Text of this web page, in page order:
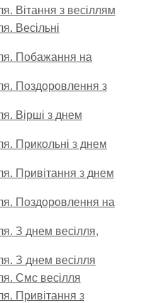
Вітання з весіллям
Весільні
Побажання на
Поздоровлення з
Вірші з днем
Прикольні з днем
Привітання з днем
Поздоровлення на
З днем весілля,
З днем весілля
Смс весілля
Привітання з